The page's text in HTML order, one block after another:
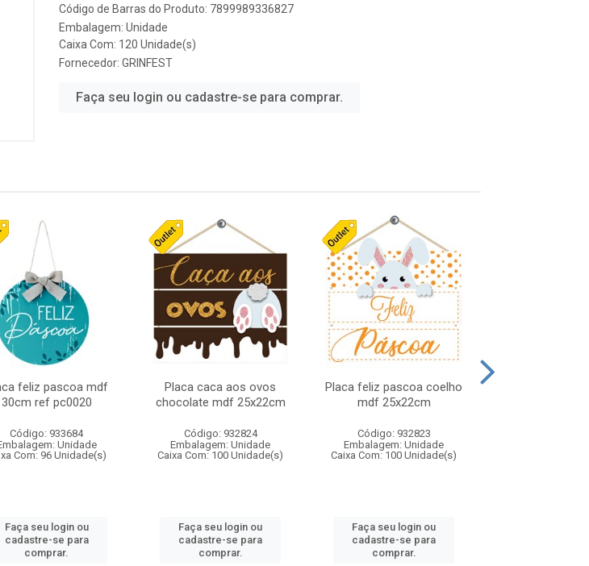
Código de Barras do Produto: 7899989336827
Embalagem: Unidade
Caixa Com: 120 Unidade(s)
Fornecedor: GRINFEST
Faça seu login ou cadastre-se para comprar.
feliz pascoa mdf
30cm ref pc0020
Código: 933684
Unidade
Com: 96 Unidade(s)
Faça seu login ou
cadastre-se para
comprar.
Placa caca aos ovos
chocolate mdf 25x22cm
Código: 932824
Embalagem: Unidade
Caixa Com: 100 Unidade(s)
Faça seu login ou
cadastre-se para
comprar.
Placa feliz pascoa coelho
mdf 25x22cm
Código: 932823
Embalagem: Unidade
Caixa Com: 100 Unidade(s)
Faça seu login ou
cadastre-se para
comprar.